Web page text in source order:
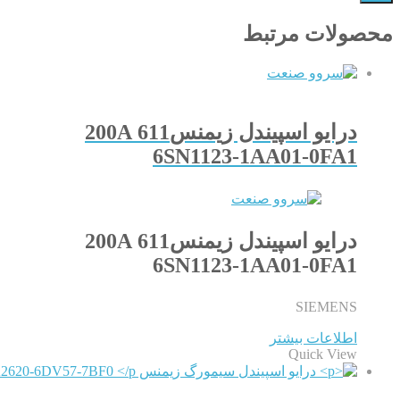
محصولات مرتبط
درایو اسپیندل زیمنس611 200A
6SN1123-1AA01-0FA1
درایو اسپیندل زیمنس611 200A
6SN1123-1AA01-0FA1
SIEMENS
اطلاعات بیشتر
Quick View